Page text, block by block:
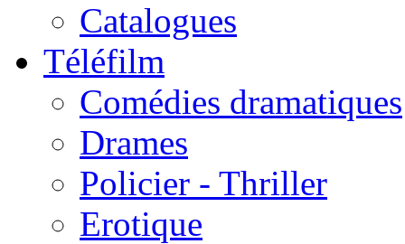
Catalogues
Téléfilm
Comédies dramatiques
Drames
Policier - Thriller
Erotique